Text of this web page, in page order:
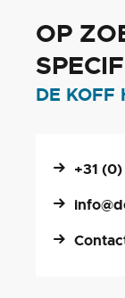
OP
DE KOFF
+31